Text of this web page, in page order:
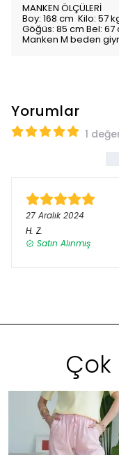
MANKEN ÖLÇÜLERİ
Boy: 168 cm Kilo: 57
Göğüs: 85 cm Bel:
Manken M beden
Yorumlar
1
27 Aralık 2024
H. Z.
Satın Alınmış